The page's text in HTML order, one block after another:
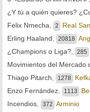
¿Y tú a quién quieres?
Felix Nmecha
2
Real
Erling Haaland
20818
¿Champions o Liga?
285
Movimientos del Mercado
Thiago Pitarch
1278
Enzo Fernández
1113
Incendios
372
Arminio